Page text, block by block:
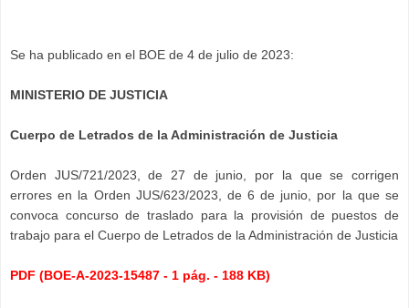
Se ha publicado en el BOE de 4 de julio de 2023:
MINISTERIO DE JUSTICIA
Cuerpo de Letrados de la Administración de Justicia
Orden JUS/721/2023, de 27 de junio, por la que se corrigen
errores en la Orden JUS/623/2023, de 6 de junio, por la que se
convoca concurso de traslado para la provisión de puestos de
trabajo para el Cuerpo de Letrados de la Administración de Justicia
PDF (BOE-A-2023-15487 - 1 pág. - 188 KB)